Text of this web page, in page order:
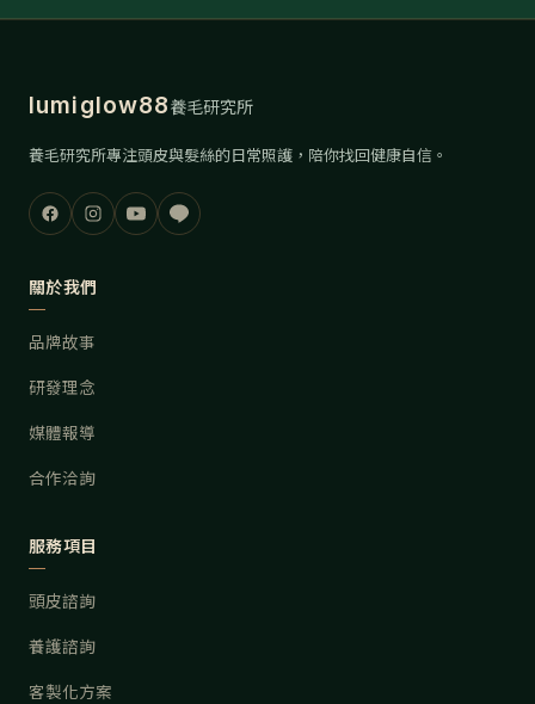
lumiglow88養毛研究所
養毛研究所專注頭皮與髮絲的日常照護，陪你找回健康自信。
關於我們
品牌故事
研發理念
媒體報導
合作洽詢
服務項目
頭皮諮詢
養護諮詢
客製化方案